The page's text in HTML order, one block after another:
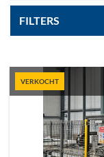
FILTERS
VERKOCHT